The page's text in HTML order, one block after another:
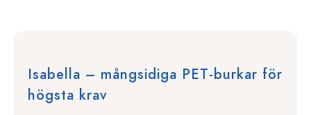
Isabella – mångsidiga PET-burkar för
högsta krav